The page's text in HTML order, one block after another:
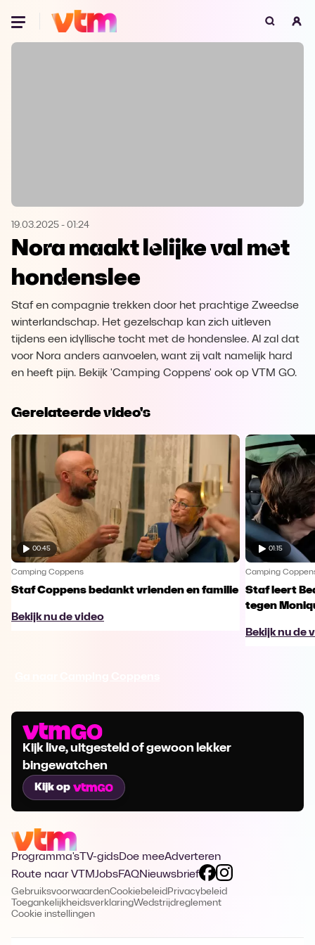
Oeps, browser niet ondersteund
Microsoft Edge Download
Opera
19.03.2025 - 01:24
Nora maakt lelijke val met
hondenslee
Staf en compagnie trekken door het prachtige Zweedse
winterlandschap. Het gezelschap kan zich uitleven
tijdens een idyllische tocht met de hondenslee. Al zal dat
voor Nora anders aanvoelen, want zij valt namelijk hard
en heeft pijn. Bekijk 'Camping Coppens' ook op VTM GO.
Gerelateerde video's
00:45
Camping Coppens
Staf Coppens bedankt vrienden en familie
Bekijk nu de video
01:15
Camping
Staf leert
tegen
Bekijk nu de
Kijk live, uitgesteld of gewoon lekker
bingewatchen
Kijk op
Programma's TV-gidsDoe meeAdverteren
Route naar VTMJobsFAQNieuwsbrief
GebruiksvoorwaardenCookiebeleid Privacybeleid
ToegankelijkheidsverklaringWedstrijdreglement
Cookie instellingen